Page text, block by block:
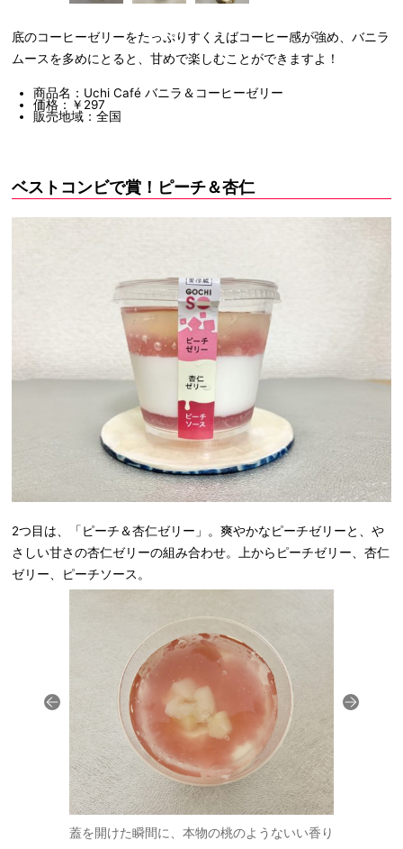
底のコーヒーゼリーをたっぷりすくえばコーヒー感が強め、バニラ
ムースを多めにとると、甘めで楽しむことができますよ！
商品名：Uchi Café バニラ＆コーヒーゼリー
価格：￥297
販売地域：全国
ベストコンビで賞！ピーチ＆杏仁
2つ目は、「 ピーチ＆杏仁ゼリー 」。 爽やかなピーチゼリーと、や
さしい甘さの杏仁ゼリーの組み合わせ。上からピーチゼリー、杏仁
ゼリー、ピーチソース。
蓋を開けた瞬間に、本物の桃のようないい香り